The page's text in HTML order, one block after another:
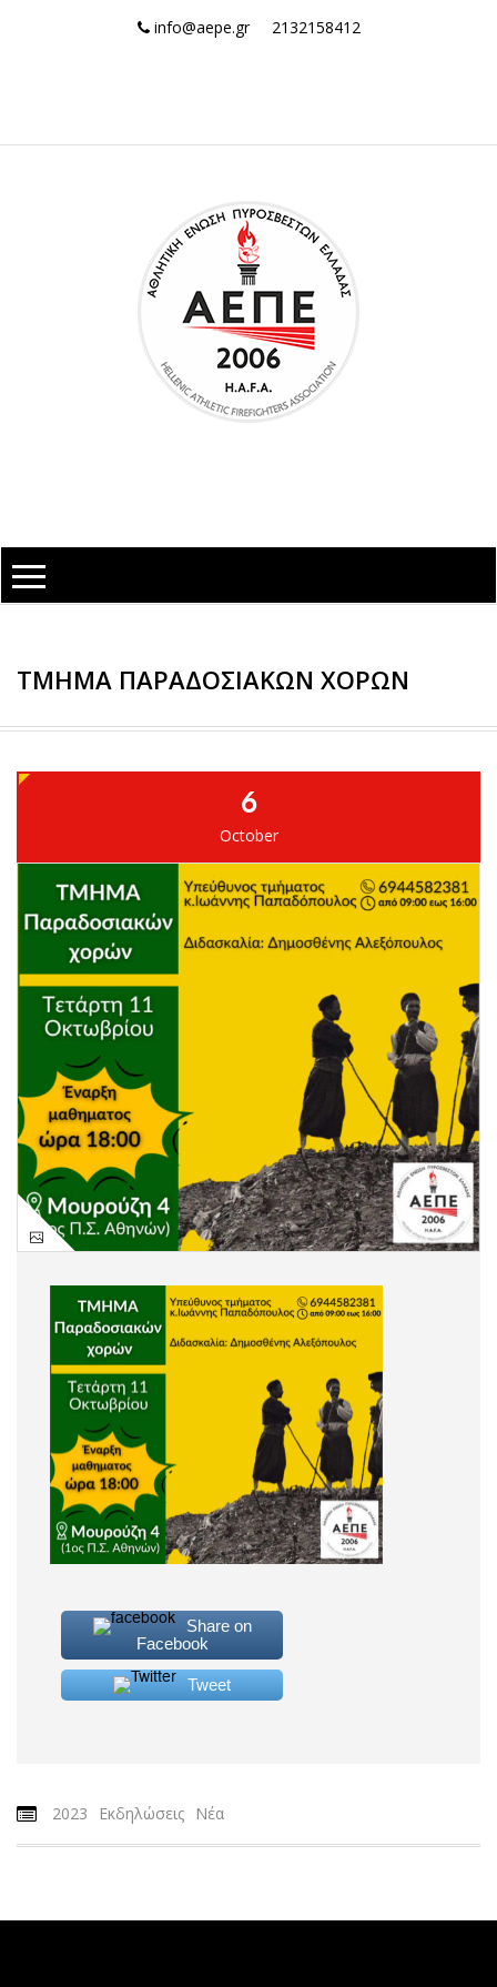
info@aepe.gr 2132158412
ΤΜΉΜΑ ΠΑΡΑΔΟΣΙΑΚΏΝ ΧΟΡΏΝ
6
October
Share on
Facebook
Tweet
2023 Εκδηλώσεις Νέα